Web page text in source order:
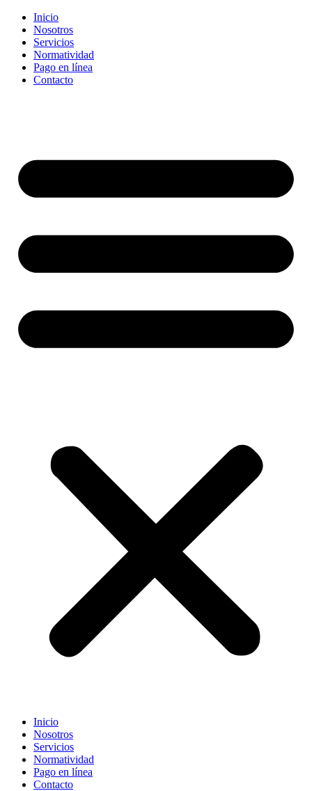
Inicio
Nosotros
Servicios
Normatividad
Pago en línea
Contacto
Inicio
Nosotros
Servicios
Normatividad
Pago en línea
Contacto